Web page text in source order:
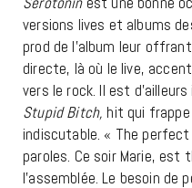
versions lives et albums
prod de l’album leur
directe, là où le live,
vers le rock. Il est
Stupid Bitch, hit qui
indiscutable. « The
paroles. Ce soir Marie,
l’assemblée. Le besoin